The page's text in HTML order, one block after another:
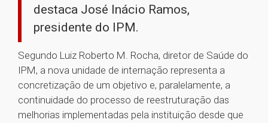
destaca José Inácio Ramos,
presidente do IPM.
Segundo Luiz Roberto M. Rocha, diretor de Saúde do
IPM, a nova unidade de internação representa a
concretização de um objetivo e, paralelamente, a
continuidade do processo de reestruturação das
melhorias implementadas pela instituição desde que